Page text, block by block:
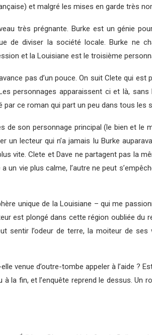
et malgré les mises en garde très
très prégnante. Burke est un génie
de diviser la société locale. Burke ne
et la Louisiane est le troisième
pas d’un pouce. On suit Clete qui est
personnages apparaissent ci et là,
ce roman qui part un peu dans tous les
son personnage principal (le bien et le
lecteur qui n’a jamais lu Burke
vite. Clete et Dave ne partagent pas la
vie plus calme, l’autre ne peut
unique de la Louisiane – qui me
est plongé dans cette région oubliée du
sentir l’odeur de terre, la moiteur de ses
venue d’outre-tombe appeler à l’aide ?
la fin, et l’enquête reprend le dessus. Un